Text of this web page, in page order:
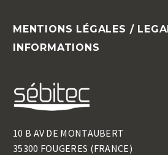
MENTIONS LÉGALES /
INFORMATIONS
10 B AV DE MONTAUBERT
35300 FOUGERES (FRANCE)